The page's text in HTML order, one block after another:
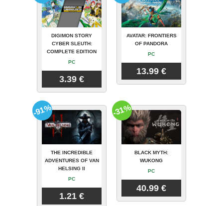
DIGIMON STORY
CYBER SLEUTH:
COMPLETE EDITION
PC
3.39 €
AVATAR: FRONTIERS
OF PANDORA
PC
13.99 €
THE INCREDIBLE
ADVENTURES OF VAN
HELSING II
PC
1.21 €
-91%
BLACK MYTH:
WUKONG
PC
40.99 €
-31%